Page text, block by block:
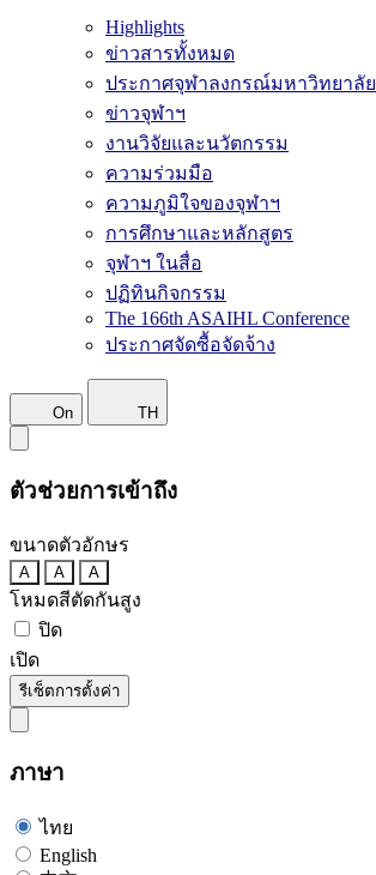
Highlights
ข่าวสารทั้งหมด
ประกาศจุฬาลงกรณ์มหาวิทยาลัย
ข่าวจุฬาฯ
งานวิจัยและนวัตกรรม
ความร่วมมือ
ความภูมิใจของจุฬาฯ
การศึกษาและหลักสูตร
จุฬาฯ ในสื่อ
ปฏิทินกิจกรรม
The 166th ASAIHL Conference
ประกาศจัดซื้อจัดจ้าง
On TH
ตัวช่วยการเข้าถึง
ขนาดตัวอักษร
A A A
โหมดสีตัดกันสูง
ปิด
เปิด
รีเซ็ตการตั้งค่า
ภาษา
ไทย
English